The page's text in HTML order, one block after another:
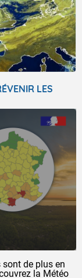
LES
de plus en
la Météo